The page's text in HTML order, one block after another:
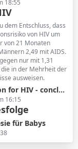
18:55
dem Entschluss, dass
von HIV um
von 21 Monaten
2,49 mit AIDS.
nur mit 1,31
in der Mehrheit der
ausweisen.
sensitive to assumptions
16:15
für Babys